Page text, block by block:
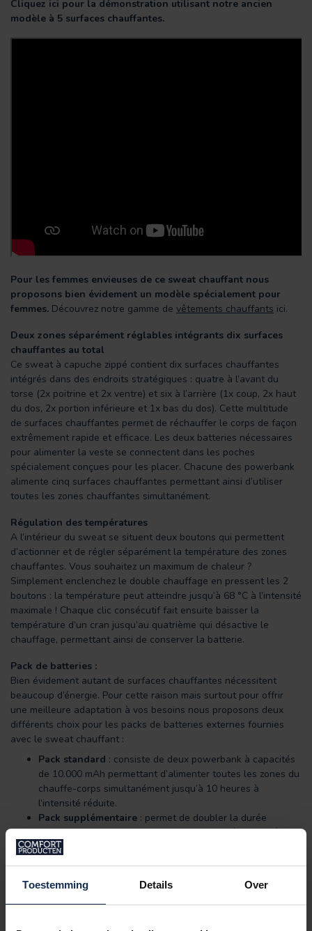
Toestemming Details Over
Cliquez ici pour la démonstration utilisant notre ancien
modèle à 5 surfaces chauffantes.
Pour les femmes envieuses de ce sweat chauffant nous
proposons bien évidement un modèle spécialement pour
femmes. Découvrez notre gamme de vêtements chauffants ici.
Deux zones séparément réglables intégrants dix surfaces
chauffantes au total
Ce sweat à capuche zippé contient dix surfaces chauffantes
intégrés dans des endroits stratégiques : quatre à l’avant du
torse (2x poitrine et 2x ventre) et six à l’arrière (1x coup, 2x haut
du dos, 2x portion inférieure et 1x bas du dos). Cette multitude
de surfaces chauffantes permet de réchauffer le corps de façon
extrêmement rapide et efficace. Les deux batteries nécessaires
pour alimenter la veste se connectent dans les poches
spécialement conçues pour les placer. Chacune des powerbank
alimente cinq surfaces chauffantes permettant ainsi d’utiliser
toutes les zones chauffantes simultanément.
Régulation des températures
A l’intérieur du sweat se situent deux boutons qui permettent
d’actionner et de régler séparément la température des zones
chauffantes. Vous souhaitez un maximum de chaleur ?
Simplement enclenchez le double chauffage en pressent les 2
boutons : la température peut atteindre jusqu’à 68 °C à l’intensité
maximale ! Chaque clic consécutif fait ensuite baisser la
température d’un cran jusqu’au quatrième qui désactive le
chauffage, permettant ainsi de conserver la batterie.
Pack de batteries :
Bien évidement autant de surfaces chauffantes nécessitent
beaucoup d’énergie. Pour cette raison mais surtout pour offrir
une meilleure adaptation à vos besoins nous proposons deux
différents choix pour les packs de batteries externes fournies
avec le sweat chauffant :
Pack standard : consiste de deux powerbank à capacités
de 10.000 mAh permettant d’alimenter toutes les zones du
chauffe-corps simultanément jusqu’à 10 heures à
l’intensité réduite.
Pack supplémentaire : permet de doubler la durée
d’utilisation en recevant quatre powerbank à capacités de
10.000 mAh en plus de profiter d’une remise de 50 % sur
rechargeant les deux powerbanks additionnels lorsque les
autres sont en cours d’utilisation.